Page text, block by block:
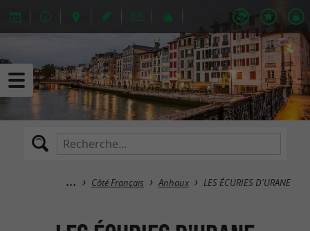
Côté Français Anhaux LES ÉCURIES D'URANE